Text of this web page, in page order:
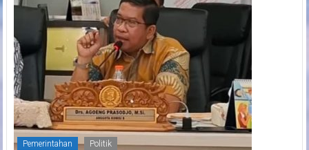
Pemerintahan Politik